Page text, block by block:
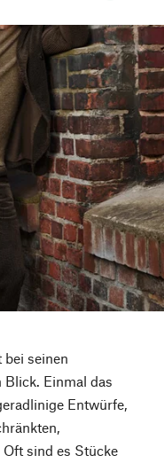
bei seinen
Einmal das
Entwürfe,
sind es Stücke